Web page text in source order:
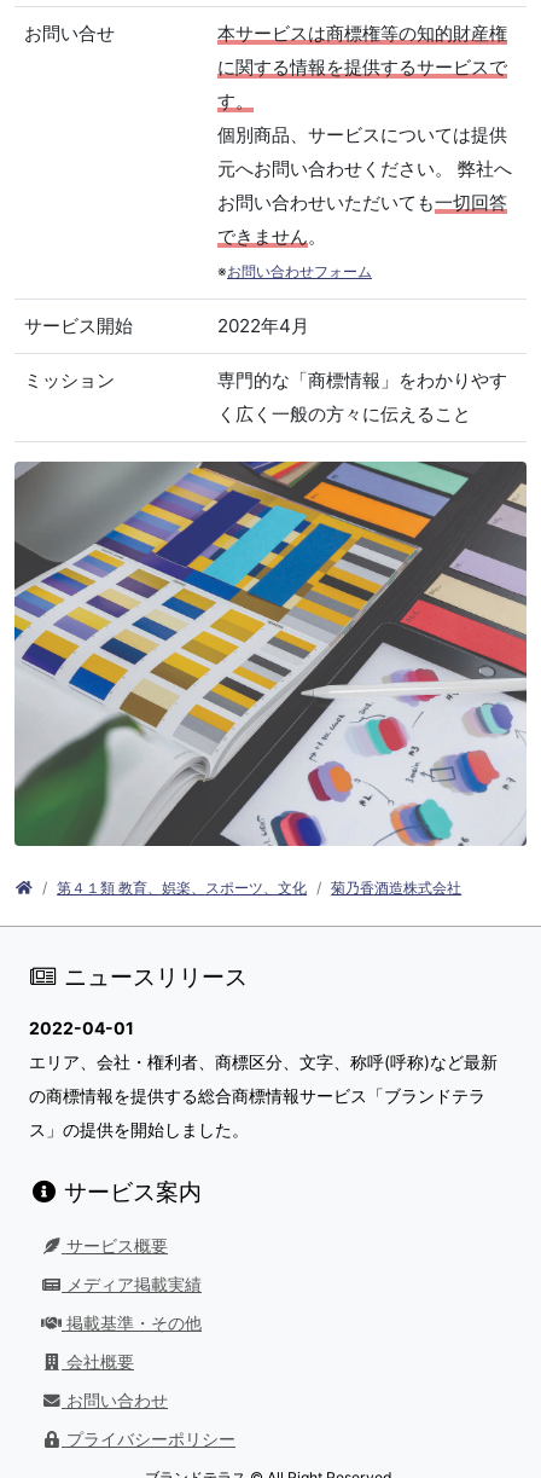
お問い合せ
本サービスは商標権等の知的財産権
に関する情報を提供するサービスで
す。
個別商品、サービスについては提供
元へお問い合わせください。 弊社へ
お問い合わせいただいても一切回答
できません。
※お問い合わせフォーム
サービス開始 2022年4月
ミッション
専門的な「商標情報」をわかりやす
く広く一般の方々に伝えること
第４１類 教育、娯楽、スポーツ、文化 菊乃香酒造株式会社
ニュースリリース
2022-04-01
エリア、会社・権利者、商標区分、文字、称呼(呼称)など最新
の商標情報を提供する総合商標情報サービス「ブランドテラ
ス」の提供を開始しました。
サービス案内
サービス概要
メディア掲載実績
掲載基準・その他
会社概要
お問い合わせ
プライバシーポリシー